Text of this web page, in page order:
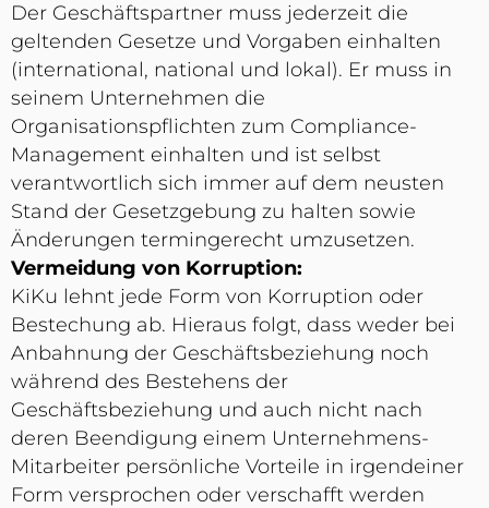
Der Geschäftspartner muss jederzeit die
geltenden Gesetze und Vorgaben einhalten
(international, national und lokal). Er muss in
seinem Unternehmen die
Organisationspflichten zum Compliance-
Management einhalten und ist selbst
verantwortlich sich immer auf dem neusten
Stand der Gesetzgebung zu halten sowie
Änderungen termingerecht umzusetzen.
Vermeidung von Korruption:
KiKu lehnt jede Form von Korruption oder
Bestechung ab. Hieraus folgt, dass weder bei
Anbahnung der Geschäftsbeziehung noch
während des Bestehens der
Geschäftsbeziehung und auch nicht nach
deren Beendigung einem Unternehmens-
Mitarbeiter persönliche Vorteile in irgendeiner
Form versprochen oder verschafft werden